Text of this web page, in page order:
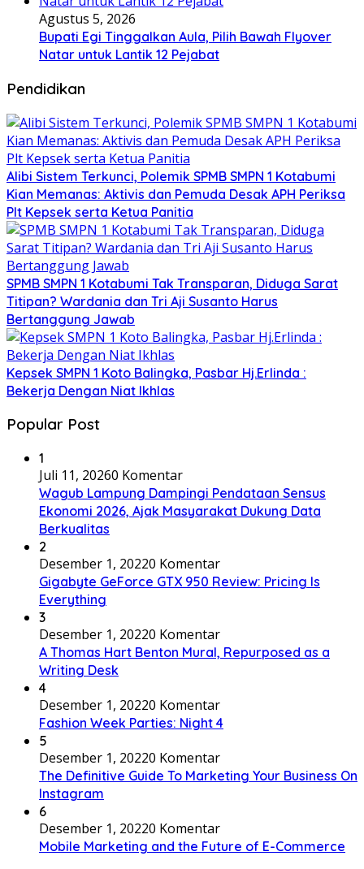
Agustus 5, 2026
Bupati Egi Tinggalkan Aula, Pilih Bawah Flyover
Natar untuk Lantik 12 Pejabat
Pendidikan
Alibi Sistem Terkunci, Polemik SPMB SMPN 1 Kotabumi
Kian Memanas: Aktivis dan Pemuda Desak APH Periksa
Plt Kepsek serta Ketua Panitia
SPMB SMPN 1 Kotabumi Tak Transparan, Diduga Sarat
Titipan? Wardania dan Tri Aji Susanto Harus
Bertanggung Jawab
Kepsek SMPN 1 Koto Balingka, Pasbar Hj.Erlinda :
Bekerja Dengan Niat Ikhlas
Popular Post
1
Juli 11, 20260 Komentar
Wagub Lampung Dampingi Pendataan Sensus
Ekonomi 2026, Ajak Masyarakat Dukung Data
Berkualitas
2
Desember 1, 20220 Komentar
Gigabyte GeForce GTX 950 Review: Pricing Is
Everything
3
Desember 1, 20220 Komentar
A Thomas Hart Benton Mural, Repurposed as a
Writing Desk
4
Desember 1, 20220 Komentar
Fashion Week Parties: Night 4
5
Desember 1, 20220 Komentar
The Definitive Guide To Marketing Your Business On
Instagram
6
Desember 1, 20220 Komentar
Mobile Marketing and the Future of E-Commerce